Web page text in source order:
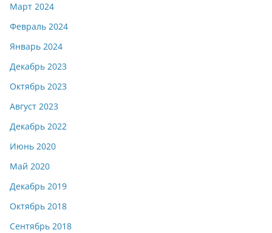
Март 2024
Февраль 2024
Январь 2024
Декабрь 2023
Октябрь 2023
Август 2023
Декабрь 2022
Июнь 2020
Май 2020
Декабрь 2019
Октябрь 2018
Сентябрь 2018